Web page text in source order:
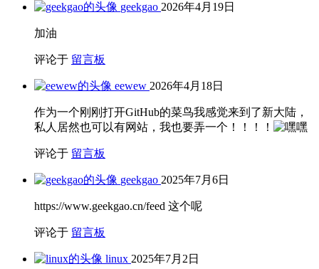
geekgao 2026年4月19日
加油
评论于 留言板
eewew 2026年4月18日
作为一个刚刚打开GitHub的菜鸟我感觉来到了新大陆，
私人居然也可以有网站，我也要弄一个！！！！
评论于 留言板
geekgao 2025年7月6日
https://www.geekgao.cn/feed 这个呢
评论于 留言板
linux 2025年7月2日